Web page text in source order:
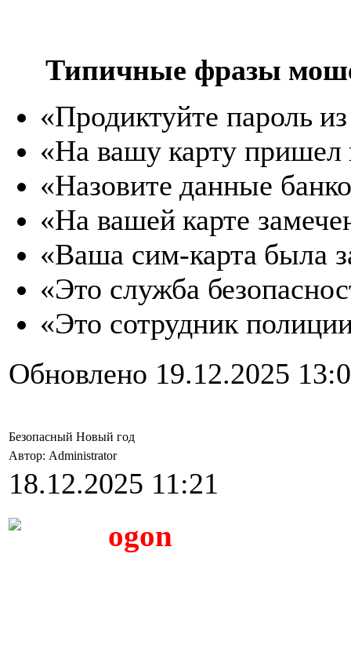
Типичные фразы
«Продиктуйте пароль из
«На вашу карту пришел
«Назовите данные
«На вашей карте
«Ваша сим-карта была
«Это служба
«Это сотрудник
Обновлено 19.12.2025
Безопасный Новый год
Автор: Administrator
18.12.2025 11:21